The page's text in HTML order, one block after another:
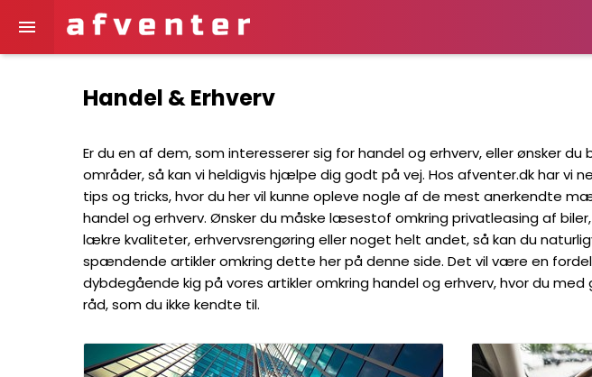

Handel & Erhverv
Er du en af dem, som interesserer sig for handel og erhverv, eller ønsker
områder, så kan vi heldigvis hjælpe dig godt på vej. Hos afventer.dk har vi
tips og tricks, hvor du her vil kunne opleve nogle af de mest anerkendte
handel og erhverv. Ønsker du måske læsestof omkring privatleasing af
lækre kvaliteter, erhvervsrengøring eller noget helt andet, så kan du
spændende artikler omkring dette her på denne side. Det vil være en
dybdegående kig på vores artikler omkring handel og erhverv, hvor du
råd, som du ikke kendte til.